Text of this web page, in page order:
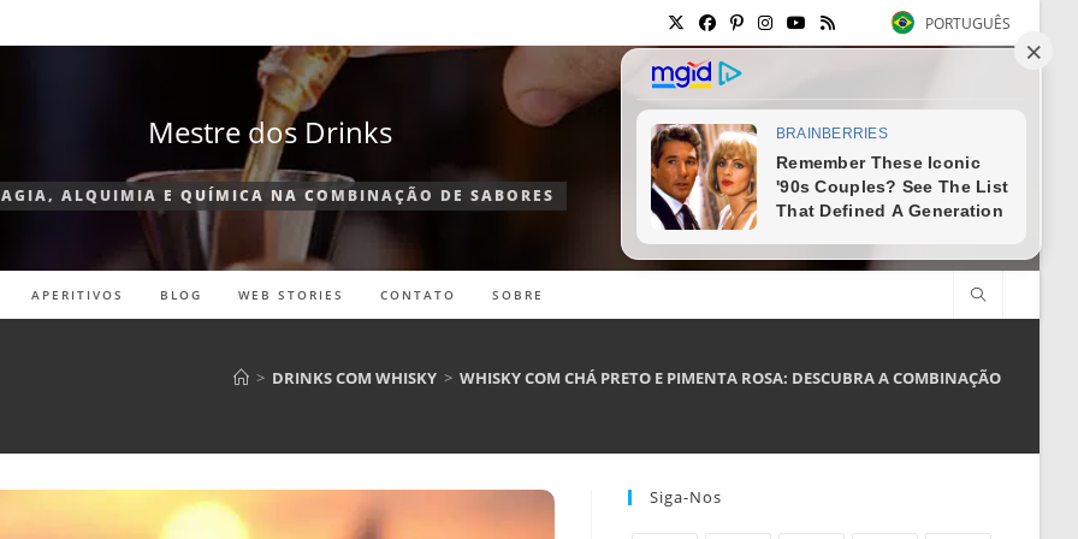
PORTUGUÊS
Mestre dos Drinks
ALQUIMIA E QUÍMICA NA COMBINAÇÃO DE SABORES
APERITIVOS BLOG WEB STORIES CONTATO SOBRE
> DRINKS COM WHISKY > WHISKY COM CHÁ PRETO E PIMENTA ROSA: DESCUBRA A COMBINAÇÃO PERFEITA
Siga-Nos